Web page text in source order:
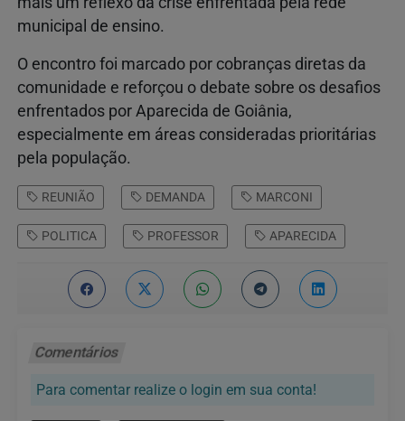
municipal de ensino.
O encontro foi marcado por cobranças diretas da
comunidade e reforçou o debate sobre os desafios
enfrentados por Aparecida de Goiânia,
especialmente em áreas consideradas prioritárias
pela população.
REUNIÃO DEMANDA MARCONI
POLITICA PROFESSOR APARECIDA
Comentários
Para comentar realize o login em sua conta!